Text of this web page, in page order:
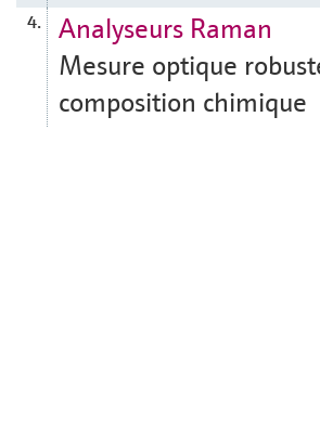
4.
Analyseurs Raman
Mesure optique
composition chimique